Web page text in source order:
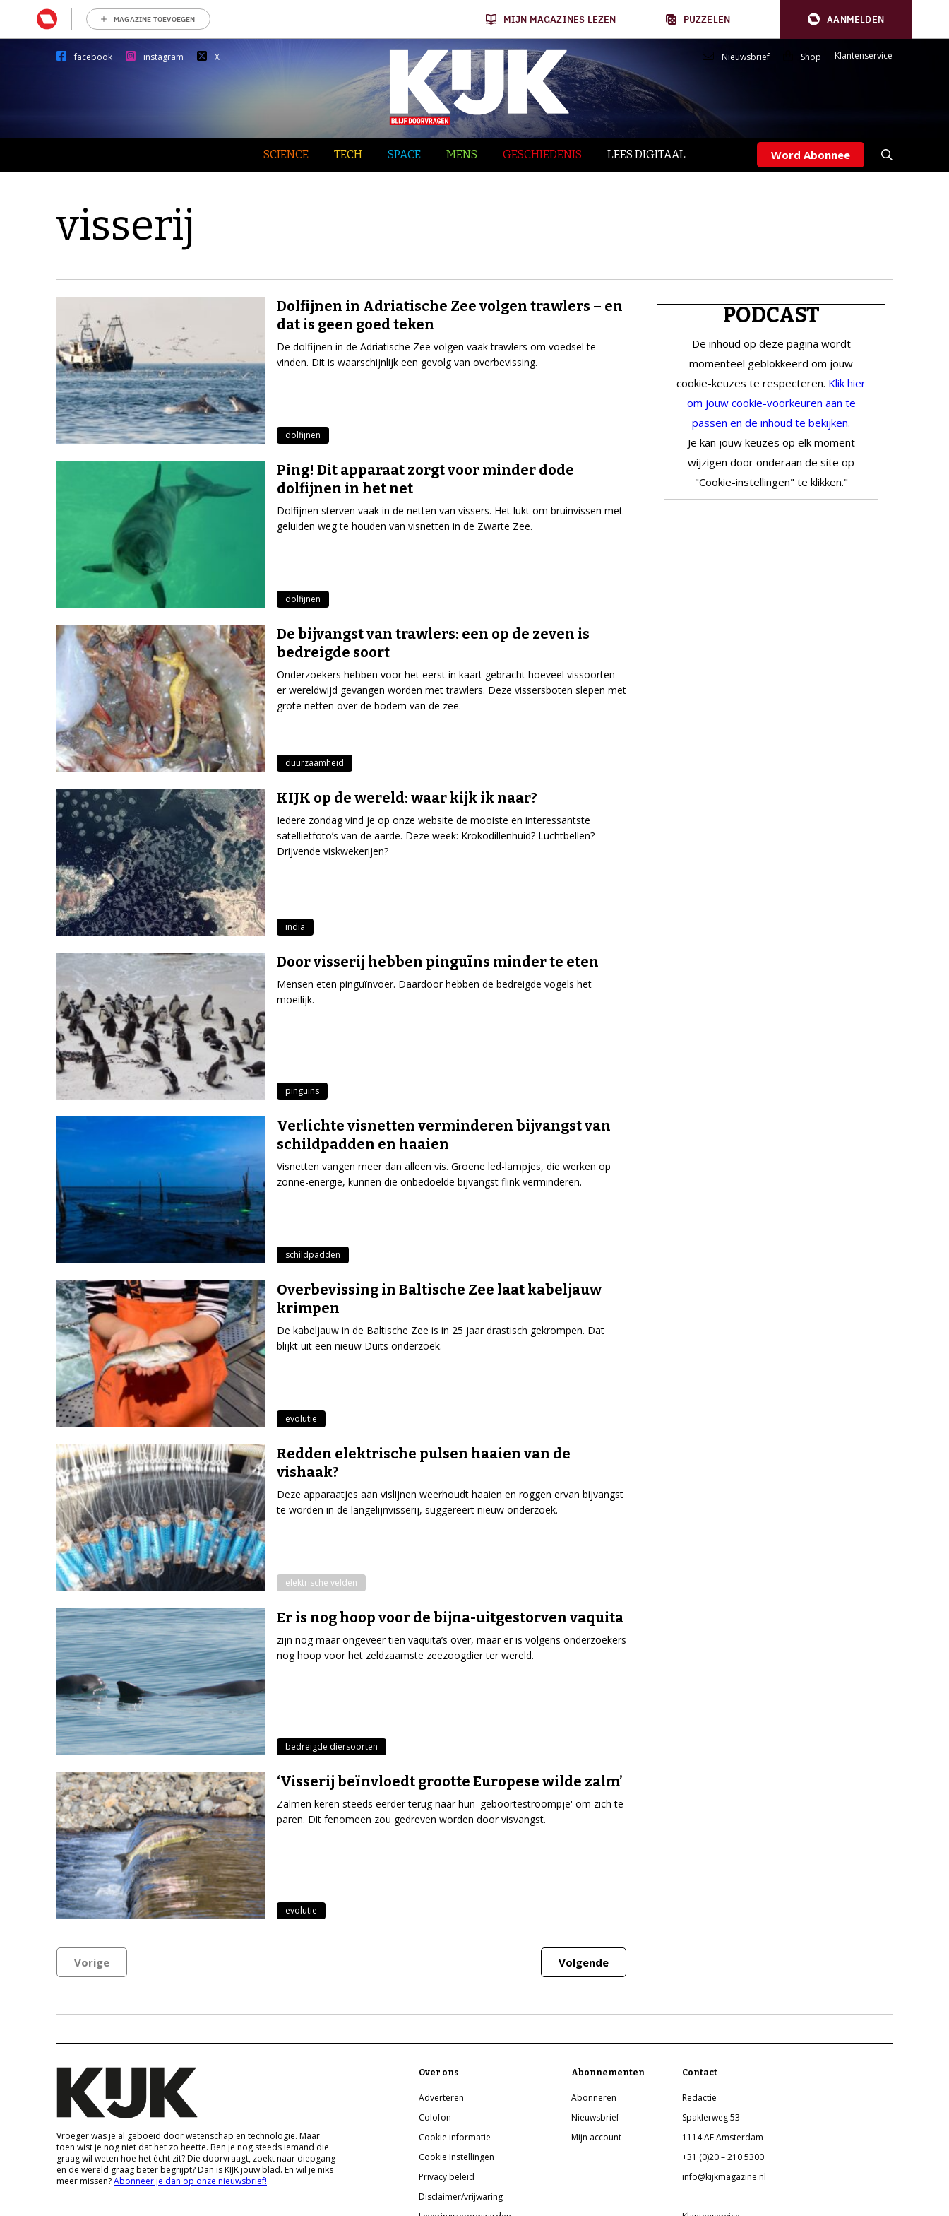
MAGAZINE TOEVOEGEN MIJN MAGAZINES LEZEN PUZZELEN AANMELDEN
facebook instagram X Nieuwsbrief Shop Klantenservice
SCIENCE TECH SPACE MENS GESCHIEDENIS LEES DIGITAAL Word Abonnee
visserij
Dolfijnen in Adriatische Zee volgen trawlers – en
dat is geen goed teken
De dolfijnen in de Adriatische Zee volgen vaak trawlers om voedsel te
vinden. Dit is waarschijnlijk een gevolg van overbevissing.
dolfijnen
Ping! Dit apparaat zorgt voor minder dode
dolfijnen in het net
Dolfijnen sterven vaak in de netten van vissers. Het lukt om bruinvissen met
geluiden weg te houden van visnetten in de Zwarte Zee.
dolfijnen
De bijvangst van trawlers: een op de zeven is
bedreigde soort
Onderzoekers hebben voor het eerst in kaart gebracht hoeveel vissoorten
er wereldwijd gevangen worden met trawlers. Deze vissersboten slepen met
grote netten over de bodem van de zee.
duurzaamheid
KIJK op de wereld: waar kijk ik naar?
Iedere zondag vind je op onze website de mooiste en interessantste
satellietfoto’s van de aarde. Deze week: Krokodillenhuid? Luchtbellen?
Drijvende viskwekerijen?
india
Door visserij hebben pinguïns minder te eten
Mensen eten pinguïnvoer. Daardoor hebben de bedreigde vogels het
moeilijk.
pinguïns
Verlichte visnetten verminderen bijvangst van
schildpadden en haaien
Visnetten vangen meer dan alleen vis. Groene led-lampjes, die werken op
zonne-energie, kunnen die onbedoelde bijvangst flink verminderen.
schildpadden
Overbevissing in Baltische Zee laat kabeljauw
krimpen
De kabeljauw in de Baltische Zee is in 25 jaar drastisch gekrompen. Dat
blijkt uit een nieuw Duits onderzoek.
evolutie
Redden elektrische pulsen haaien van de
vishaak?
Deze apparaatjes aan vislijnen weerhoudt haaien en roggen ervan bijvangst
te worden in de langelijnvisserij, suggereert nieuw onderzoek.
elektrische velden
Er is nog hoop voor de bijna-uitgestorven vaquita
zijn nog maar ongeveer tien vaquita’s over, maar er is volgens onderzoekers
nog hoop voor het zeldzaamste zeezoogdier ter wereld.
bedreigde diersoorten
‘Visserij beïnvloedt grootte Europese wilde zalm’
Zalmen keren steeds eerder terug naar hun 'geboortestroompje' om zich te
paren. Dit fenomeen zou gedreven worden door visvangst.
evolutie
Vorige Volgende
PODCAST
De inhoud op deze pagina wordt
momenteel geblokkeerd om jouw
cookie-keuzes te respecteren. Klik hier
om jouw cookie-voorkeuren aan te
passen en de inhoud te bekijken.
Je kan jouw keuzes op elk moment
wijzigen door onderaan de site op
"Cookie-instellingen" te klikken."
Vroeger was je al geboeid door wetenschap en technologie. Maar
toen wist je nog niet dat het zo heette. Ben je nog steeds iemand die
graag wil weten hoe het écht zit? Die doorvraagt, zoekt naar diepgang
en de wereld graag beter begrijpt? Dan is KIJK jouw blad. En wil je niks
meer missen?Abonneer je dan op onze nieuwsbrief!
Over ons
Adverteren
Colofon
Cookie informatie
Cookie Instellingen
Privacy beleid
Disclaimer/vrijwaring
Abonnementen
Abonneren
Nieuwsbrief
Mijn account
Contact
Redactie
Spaklerweg 53
1114 AE Amsterdam
+31 (0)20 – 210 5300
info@kijkmagazine.nl